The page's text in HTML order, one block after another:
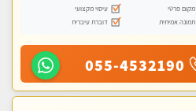
מקום פרטי
עיסוי מקצועי
תמונה אמיתית
דוברת עיברית
055-4532190